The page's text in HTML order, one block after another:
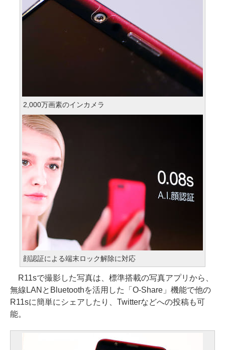
2,000万画素のインカメラ
顔認証による端末ロック解除に対応
R11sで撮影した写真は、標準搭載の写真アプリから、
無線LANとBluetoothを活用した「O-Share」機能で他の
R11sに簡単にシェアしたり、Twitterなどへの投稿も可
能。